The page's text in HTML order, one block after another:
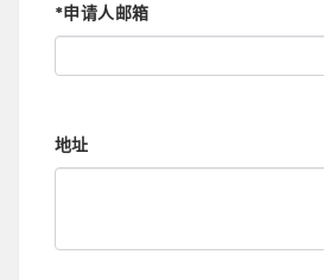
*申请人邮箱
地址